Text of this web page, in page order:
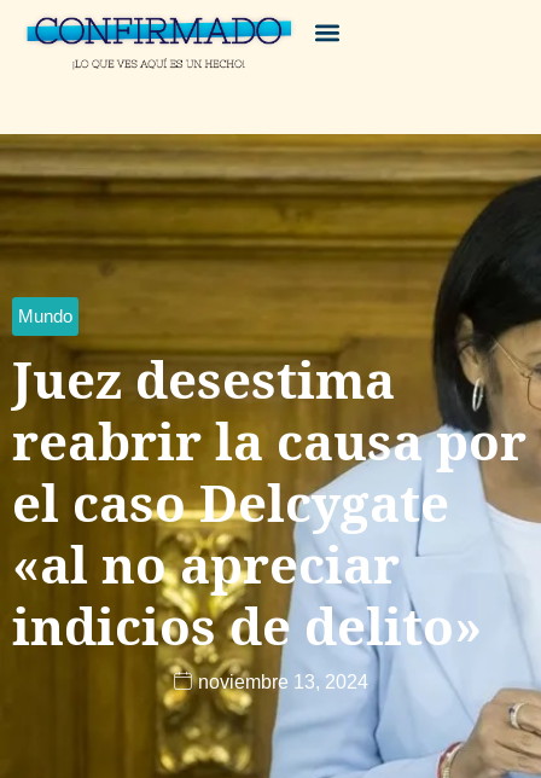
Mundo
Juez desestima
reabrir la causa por
el caso Delcygate
«al no apreciar
indicios de delito»
noviembre 13, 2024